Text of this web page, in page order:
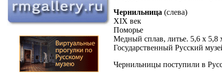
Чернильница (слева)
XIX век
Поморье
Медный сплав, литье. 5,6 х 5,8
Государственный Русский
Чернильницы поступили в